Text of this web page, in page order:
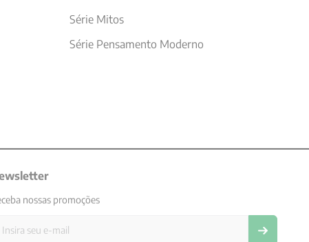
Série Mitos
Série Pensamento Moderno
nossas promoções